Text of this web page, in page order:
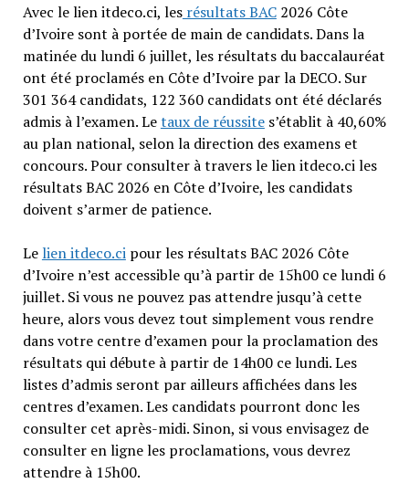
Avec le lien itdeco.ci, lesrésultats BAC2026 Côte
d’Ivoire sont à portée de main de candidats. Dans la
matinée du lundi 6 juillet, les résultats du baccalauréat
ont été proclamés en Côte d’Ivoire par la DECO. Sur
301 364 candidats, 122 360 candidats ont été déclarés
admis à l’examen. Letaux de réussites’établit à 40,60%
au plan national, selon la direction des examens et
concours. Pour consulter à travers le lien itdeco.ci les
résultats BAC 2026 en Côte d’Ivoire, les candidats
doivent s’armer de patience.
Le lien itdeco.cipour les résultats BAC 2026 Côte
d’Ivoire n’est accessible qu’à partir de 15h00 ce lundi 6
juillet. Si vous ne pouvez pas attendre jusqu’à cette
heure, alors vous devez tout simplement vous rendre
dans votre centre d’examen pour la proclamation des
résultats qui débute à partir de 14h00 ce lundi. Les
listes d’admis seront par ailleurs affichées dans les
centres d’examen. Les candidats pourront donc les
consulter cet après-midi. Sinon, si vous envisagez de
consulter en ligne les proclamations, vous devrez
attendre à 15h00.